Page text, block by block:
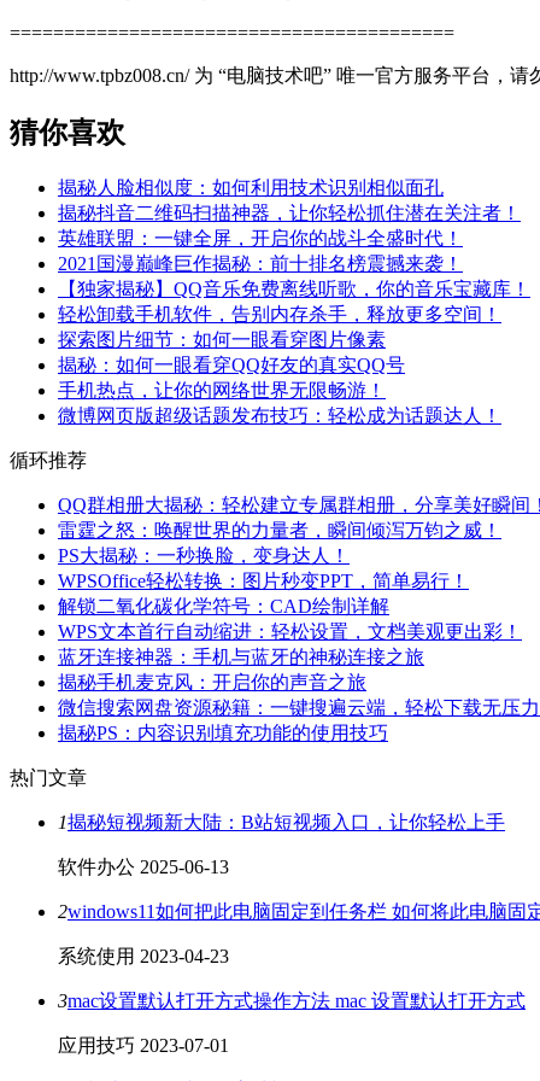
=========================================
http://www.tpbz008.cn/ 为 “电脑技术吧” 唯一官方服务平台，请
猜你喜欢
揭秘人脸相似度：如何利用技术识别相似面孔
揭秘抖音二维码扫描神器，让你轻松抓住潜在关注者！
英雄联盟：一键全屏，开启你的战斗全盛时代！
2021国漫巅峰巨作揭秘：前十排名榜震撼来袭！
【独家揭秘】QQ音乐免费离线听歌，你的音乐宝藏库！
轻松卸载手机软件，告别内存杀手，释放更多空间！
探索图片细节：如何一眼看穿图片像素
揭秘：如何一眼看穿QQ好友的真实QQ号
手机热点，让你的网络世界无限畅游！
微博网页版超级话题发布技巧：轻松成为话题达人！
循环推荐
QQ群相册大揭秘：轻松建立专属群相册，分享美好瞬间！
雷霆之怒：唤醒世界的力量者，瞬间倾泻万钧之威！
PS大揭秘：一秒换脸，变身达人！
WPSOffice轻松转换：图片秒变PPT，简单易行！
解锁二氧化碳化学符号：CAD绘制详解
WPS文本首行自动缩进：轻松设置，文档美观更出彩！
蓝牙连接神器：手机与蓝牙的神秘连接之旅
揭秘手机麦克风：开启你的声音之旅
微信搜索网盘资源秘籍：一键搜遍云端，轻松下载无压力
揭秘PS：内容识别填充功能的使用技巧
热门文章
1揭秘短视频新大陆：B站短视频入口，让你轻松上手
软件办公 2025-06-13
2windows11如何把此电脑固定到任务栏 如何将此电脑固
系统使用 2023-04-23
3mac设置默认打开方式操作方法 mac 设置默认打开方式
应用技巧 2023-07-01